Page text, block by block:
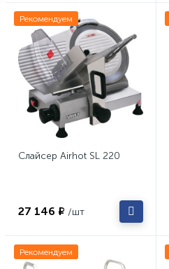
Рекомендуем
Слайсер Airhot SL 220
27 146 ₽ /шт
Рекомендуем